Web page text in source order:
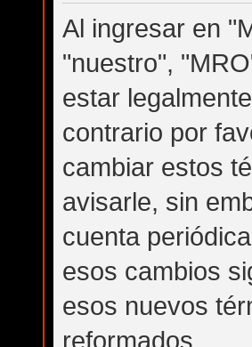
Al ingresar en
"nuestro",
estar
contrario por
cambiar estos
avisarle, sin
cuenta
esos cambios
esos nuevos
reformados.